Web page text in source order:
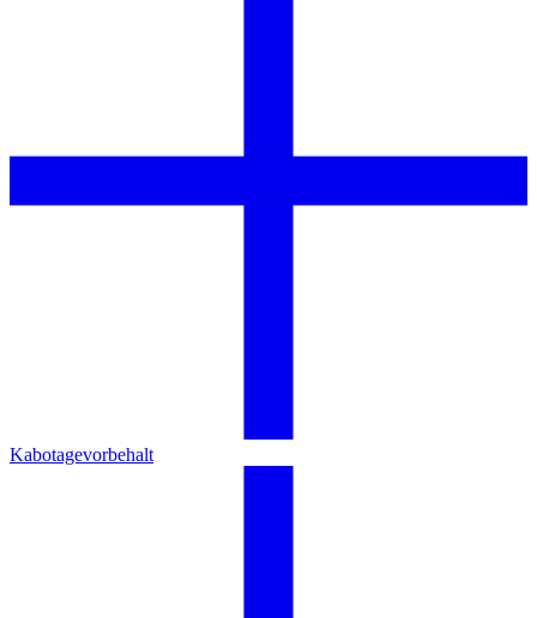
Kabotagevorbehalt